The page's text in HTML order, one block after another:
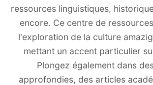
ressources linguistiques,
encore. Ce centre de
l'exploration de la culture
mettant un accent particulier
Plongez également dans
approfondies, des articles